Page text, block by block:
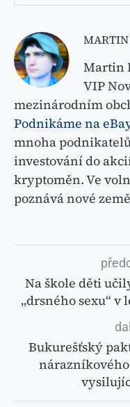
Martin
VIP
mezinárodním
Podnikáme na
mnoha
investování do
kryptoměn. Ve
poznává nové
Na škole děti
„drsného sexu“
Bukurešťský